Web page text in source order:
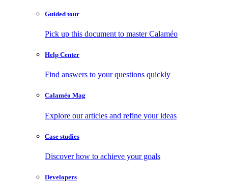
Guided tour
Pick up this document to master Calaméo
Help Center
Find answers to your questions quickly
Calaméo Mag
Explore our articles and refine your ideas
Case studies
Discover how to achieve your goals
Developers